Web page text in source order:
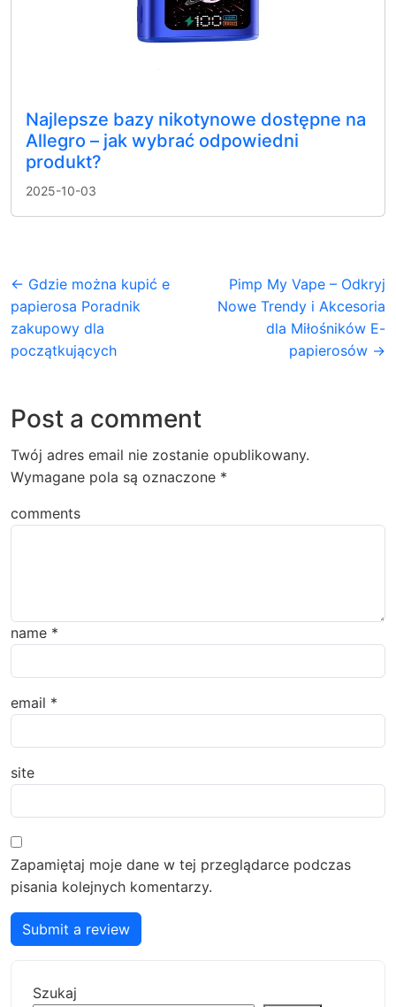
Najlepsze bazy nikotynowe dostępne na
Allegro – jak wybrać odpowiedni
produkt?
2025-10-03
← Gdzie można kupić e
papierosa Poradnik
zakupowy dla
początkujących
Pimp My Vape – Odkryj
Nowe Trendy i Akcesoria
dla Miłośników E-
papierosów →
Post a comment
Twój adres email nie zostanie opublikowany.
Wymagane pola są oznaczone *
comments
name *
email *
site
Zapamiętaj moje dane w tej przeglądarce podczas
pisania kolejnych komentarzy.
Submit a review
Szukaj